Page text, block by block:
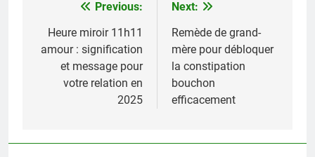
Navigation
de
l’article
Previous:
Heure miroir 11h11
amour : signification
et message pour
votre relation en
2025
Next:
Remède de grand-
mère pour débloquer
la constipation
bouchon
efficacement